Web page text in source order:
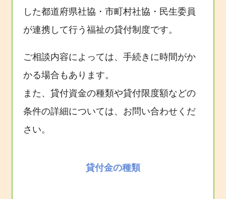
した都道府県社協・市町村社協・民生委員
が連携して行う福祉の貸付制度です。
ご相談内容によっては、手続きに時間がか
かる場合もあります。
また、貸付資金の種類や貸付限度額などの
条件の詳細については、お問い合わせくだ
さい。
貸付金の種類